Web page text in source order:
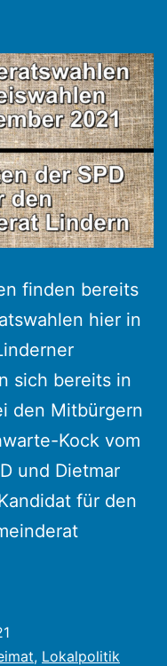
finden bereits
hier in
sich bereits in
den Mitbürgern
Kock vom
und Dietmar
für den
, Lokalpolitik